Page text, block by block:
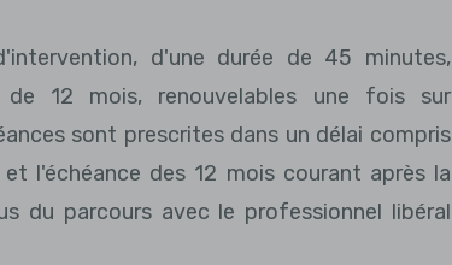
d'une durée de 45 minutes,
de 12 mois, renouvelables une fois sur
sont prescrites dans un délai compris
l'échéance des 12 mois courant après la
du parcours avec le professionnel libéral